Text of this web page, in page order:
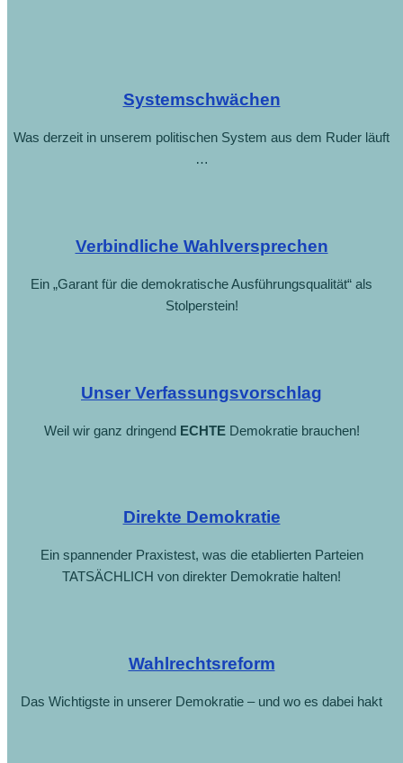
Systemschwächen
Was derzeit in unserem politischen System aus dem Ruder läuft
…
Verbindliche Wahlversprechen
Ein „Garant für die demokratische Ausführungsqualität“ als
Stolperstein!
Unser Verfassungsvorschlag
Weil wir ganz dringend ECHTEDemokratie brauchen!
Direkte Demokratie
Ein spannender Praxistest, was die etablierten Parteien
TATSÄCHLICH von direkter Demokratie halten!
Wahlrechtsreform
Das Wichtigste in unserer Demokratie – und wo es dabei hakt